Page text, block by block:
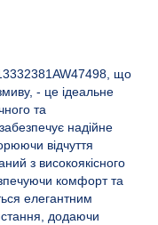
що
- це ідеальне
та
надійне
відчуття
з високоякісного
комфорт та
елегантним
додаючи